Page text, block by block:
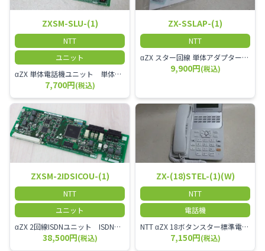
ZXSM-SLU-(1)
NTT
ユニット
αZX 単体電話機ユニット 単体電話機、複合機、ドアホン等、 2台分収容可能にするユニット
7,700円(税込)
ZX-SSLAP-(1)
NTT
αZX スター回線 単体アダプター 受付電話機、ドアホン、FAX等を1台収容できる装置です。
9,900円(税込)
ZXSM-2IDSICOU-(1)
NTT
ユニット
αZX 2回線ISDNユニット ISDN回線を2本収容可能です。
38,500円(税込)
ZX-(18)STEL-(1)(W)
NTT
電話機
NTT αZX 18ボタンスター標準電話機(白)
7,150円(税込)